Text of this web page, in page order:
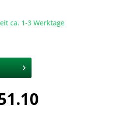
ca. 1-3 Werktage